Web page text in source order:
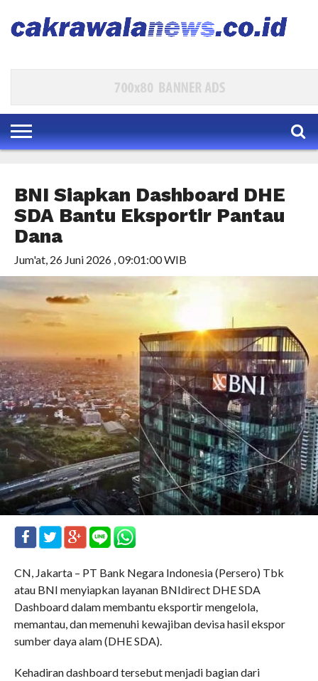
BNI Siapkan Dashboard DHE
SDA Bantu Eksportir Pantau
Dana
Jum'at, 26 Juni 2026 , 09:01:00 WIB
CN, Jakarta – PT Bank Negara Indonesia (Persero) Tbk
atau BNI menyiapkan layanan BNIdirect DHE SDA
Dashboard dalam membantu eksportir mengelola,
memantau, dan memenuhi kewajiban devisa hasil ekspor
sumber daya alam (DHE SDA).
Kehadiran dashboard tersebut menjadi bagian dari